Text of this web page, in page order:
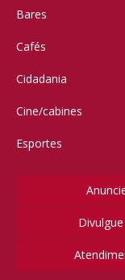
Bares
Cafés
Cidadania
Cine/cabines
Esportes